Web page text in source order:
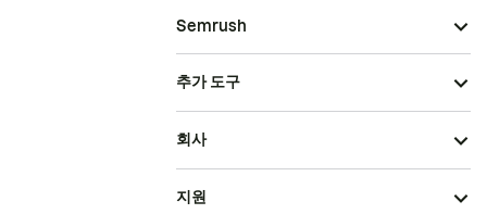
Semrush
추가 도구
회사
지원